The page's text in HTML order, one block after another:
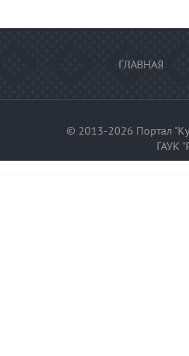
ГЛАВНАЯ
© 2013-2026 Портал
ГАУК